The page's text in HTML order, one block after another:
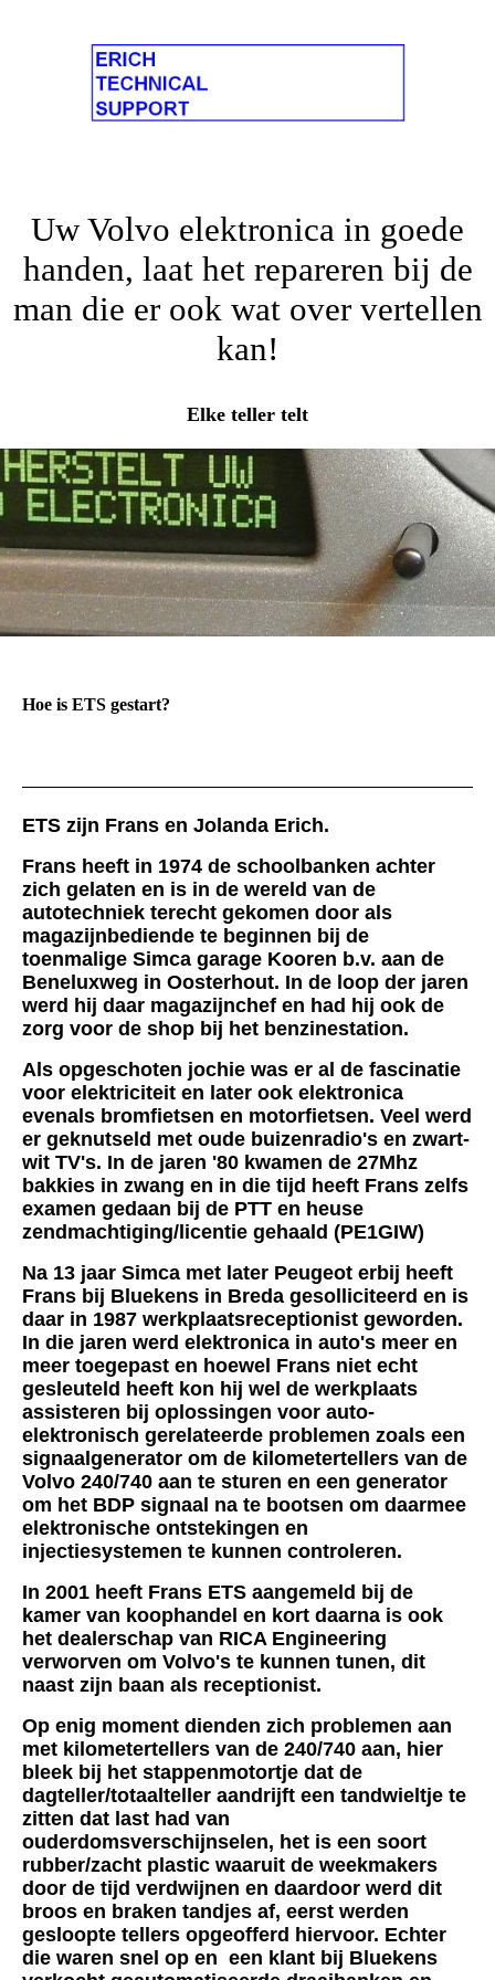
Uw Volvo elektronica in goede
handen, laat het repareren bij de
man die er ook wat over vertellen
kan!
Elke teller telt
Hoe is ETS gestart?
ETS zijn Frans en Jolanda Erich.
Frans heeft in 1974 de schoolbanken achter
zich gelaten en is in de wereld van de
autotechniek terecht gekomen door als
magazijnbediende te beginnen bij de
toenmalige Simca garage Kooren b.v. aan de
Beneluxweg in Oosterhout. In de loop der jaren
werd hij daar magazijnchef en had hij ook de
zorg voor de shop bij het benzinestation.
Als opgeschoten jochie was er al de fascinatie
voor elektriciteit en later ook elektronica
evenals bromfietsen en motorfietsen. Veel werd
er geknutseld met oude buizenradio's en zwart-
wit TV's. In de jaren '80 kwamen de 27Mhz
bakkies in zwang en in die tijd heeft Frans zelfs
examen gedaan bij de PTT en heuse
zendmachtiging/licentie gehaald (PE1GIW)
Na 13 jaar Simca met later Peugeot erbij heeft
Frans bij Bluekens in Breda gesolliciteerd en is
daar in 1987 werkplaatsreceptionist geworden.
In die jaren werd elektronica in auto's meer en
meer toegepast en hoewel Frans niet echt
gesleuteld heeft kon hij wel de werkplaats
assisteren bij oplossingen voor auto-
elektronisch gerelateerde problemen zoals een
signaalgenerator om de kilometertellers van de
Volvo 240/740 aan te sturen en een generator
om het BDP signaal na te bootsen om daarmee
elektronische ontstekingen en
injectiesystemen te kunnen controleren.
In 2001 heeft Frans ETS aangemeld bij de
kamer van koophandel en kort daarna is ook
het dealerschap van RICA Engineering
verworven om Volvo's te kunnen tunen, dit
naast zijn baan als receptionist.
Op enig moment dienden zich problemen aan
met kilometertellers van de 240/740 aan, hier
bleek bij het stappenmotortje dat de
dagteller/totaalteller aandrijft een tandwieltje te
zitten dat last had van
ouderdomsverschijnselen, het is een soort
rubber/zacht plastic waaruit de weekmakers
door de tijd verdwijnen en daardoor werd dit
broos en braken tandjes af, eerst werden
gesloopte tellers opgeofferd hiervoor. Echter
die waren snel op en een klant bij Bluekens